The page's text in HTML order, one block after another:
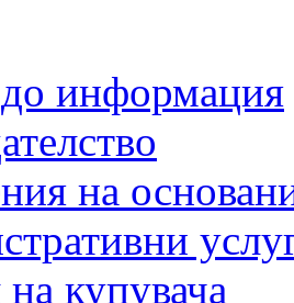
информация
на
купувача